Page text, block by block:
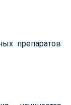
препаратов